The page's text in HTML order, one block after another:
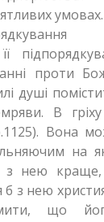
проти
душі
В
Вона
на
з нею
б з нею
що